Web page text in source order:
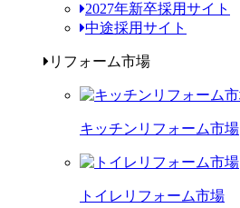
2027年新卒採用サイト
中途採用サイト
リフォーム市場
キッチンリフォーム市場
トイレリフォーム市場